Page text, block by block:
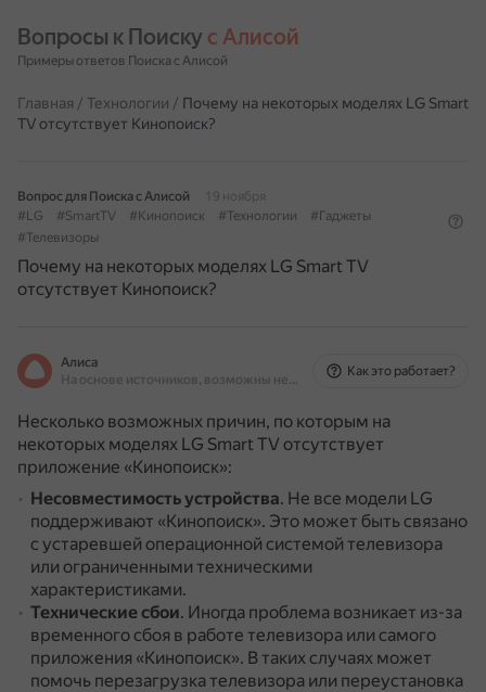
Вопросы к Поиску с Алисой
Примеры ответов Поиска с Алисой
Главная / Технологии / Почему на некоторых моделях LG Smart
TV отсутствует Кинопоиск?
Вопрос для Поиска с Алисой
19 ноября
#LG
#SmartTV #Кинопоиск #Технологии
#Гаджеты
#Телевизоры
Почему на некоторых моделях LG Smart TV
отсутствует Кинопоиск?
Алиса
На основе источников, возможны неточности
Как это работает?
Несколько возможных причин, по которым на
некоторых моделях LG Smart TV отсутствует
приложение «Кинопоиск»:
Несовместимость устройства. Не все модели LG
поддерживают «Кинопоиск». Это может быть связано
с устаревшей операционной системой телевизора
или ограниченными техническими
характеристиками.
Технические сбои. Иногда проблема возникает из-за
временного сбоя в работе телевизора или самого
приложения «Кинопоиск». В таких случаях может
помочь перезагрузка телевизора или переустановка